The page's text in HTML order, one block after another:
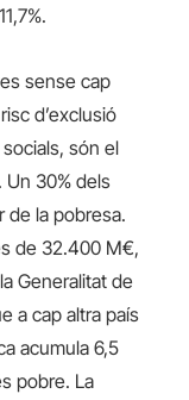
sense cap
d’exclusió
són el
Un 30% dels
de la pobresa.
de 32.400 M€,
Generalitat de
a cap altra país
acumula 6,5
pobre. La